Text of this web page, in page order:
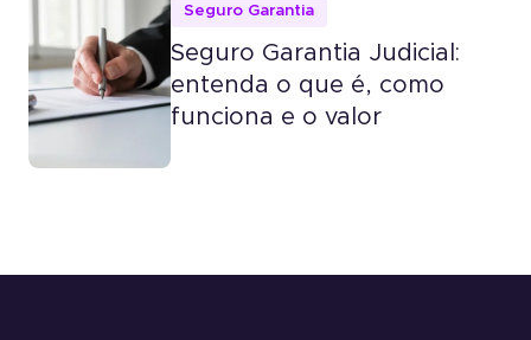
Seguro Garantia
Seguro Garantia Judicial:
entenda o que é, como
funciona e o valor